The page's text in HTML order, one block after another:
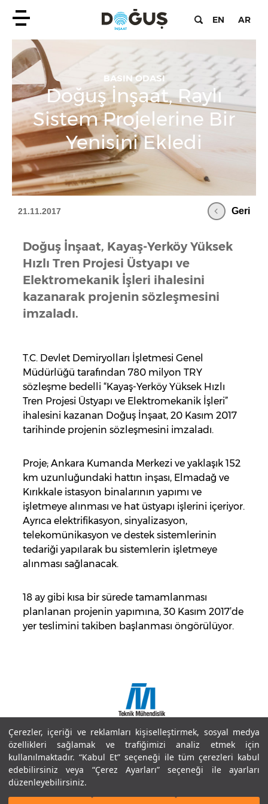
Çerezler, içeriği ve reklamları kişiselleştirmek, sosyal medya
özellikleri sağlamak ve trafiğimizi analiz etmek için
kullanılmaktadır. “Kabul Et” seçeneği ile tüm çerezleri kabul
edebilirsiniz veya “Çerez Ayarları” seçeneği ile ayarları
düzenleyebilirsiniz.
EN AR
BASIN ODASI
Doğuş İnşaat, Raylı
Sistem Projelerine Bir
Yenisini Ekledi
21.11.2017 Geri
Doğuş İnşaat, Kayaş-Yerköy Yüksek
Hızlı Tren Projesi Üstyapı ve
Elektromekanik İşleri ihalesini
kazanarak projenin sözleşmesini
imzaladı.
T.C. Devlet Demiryolları İşletmesi Genel
Müdürlüğü tarafından 780 milyon TRY
sözleşme bedelli “Kayaş-Yerköy Yüksek Hızlı
Tren Projesi Üstyapı ve Elektromekanik İşleri”
ihalesini kazanan Doğuş İnşaat, 20 Kasım 2017
tarihinde projenin sözleşmesini imzaladı.
Proje; Ankara Kumanda Merkezi ve yaklaşık 152
km uzunluğundaki hattın inşası, Elmadağ ve
Kırıkkale istasyon binalarının yapımı ve
işletmeye alınması ve hat üstyapı işlerini içeriyor.
Ayrıca elektrifikasyon, sinyalizasyon,
telekomünikasyon ve destek sistemlerinin
tedariği yapılarak bu sistemlerin işletmeye
alınması sağlanacak.
18 ay gibi kısa bir sürede tamamlanması
planlanan projenin yapımına, 30 Kasım 2017’de
yer teslimini takiben başlanması öngörülüyor.
Copyright © 2018 Doğuş İnşaat ve Tic. A.Ş.
Site Haritası
Bilgi Toplumu Hizmetleri
Kullanım Koşulları ve Gizlilik